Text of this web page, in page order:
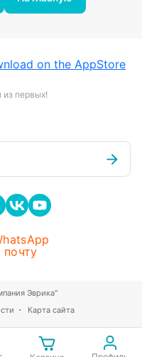
из первых!
почту
Карта сайта
Эврика"